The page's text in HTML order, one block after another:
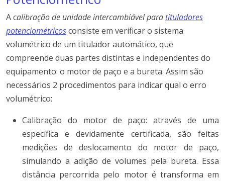
A calibração de unidade intercambiável para tituladores
potenciométricosconsiste em verificar o sistema
volumétrico de um titulador automático, que
compreende duas partes distintas e independentes do
equipamento: o motor de paço e a bureta. Assim são
necessários 2 procedimentos para indicar qual o erro
volumétrico:
Calibração do motor de paço: através de uma
específica e devidamente certificada, são feitas
medições de deslocamento do motor de paço,
simulando a adição de volumes pela bureta. Essa
distância percorrida pelo motor é transforma em